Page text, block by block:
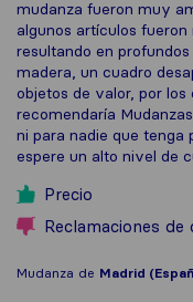
mudanza fueron muy
algunos artículos
resultando en
madera, un cuadro
objetos de valor, por
recomendaría
ni para nadie que tenga
espere un alto nivel de
Precio
Reclamaciones de
Mudanza de Madrid